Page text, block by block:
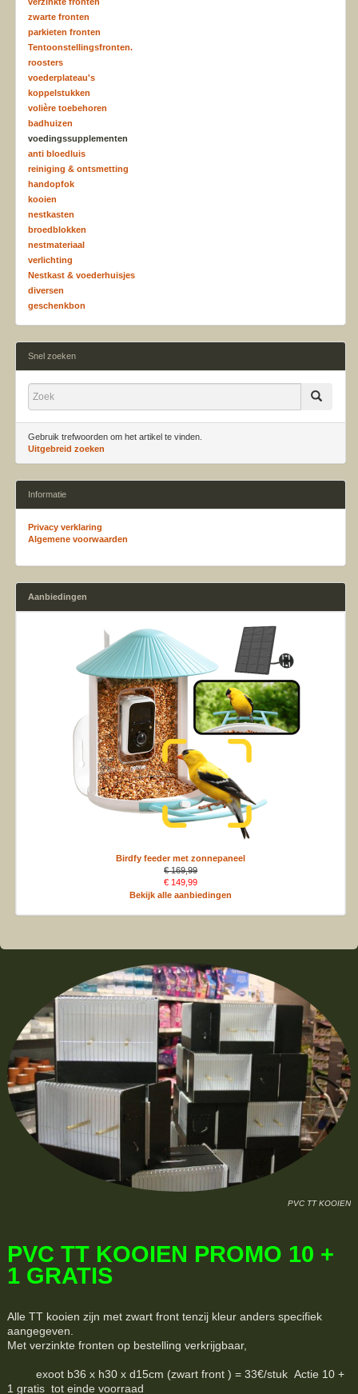
zwarte fronten
parkieten fronten
Tentoonstellingsfronten.
roosters
voederplateau's
koppelstukken
volière toebehoren
badhuizen
voedingssupplementen
anti bloedluis
reiniging & ontsmetting
handopfok
kooien
nestkasten
broedblokken
nestmateriaal
verlichting
Nestkast & voederhuisjes
diversen
geschenkbon
Snel zoeken
Gebruik trefwoorden om het artikel te vinden.
Uitgebreid zoeken
Informatie
Privacy verklaring
Algemene voorwaarden
Aanbiedingen
Birdfy feeder met zonnepaneel
€ 169,99
€ 149,99
Bekijk alle aanbiedingen
PVC TT KOOIEN
PVC TT KOOIEN PROMO 10 +
1 GRATIS
Alle TT kooien zijn met zwart front tenzij kleur anders specifiek
aangegeven.
Met verzinkte fronten op bestelling verkrijgbaar,
exoot b36 x h30 x d15cm (zwart front ) = 33€/stuk Actie 10 +
1 gratis tot einde voorraad